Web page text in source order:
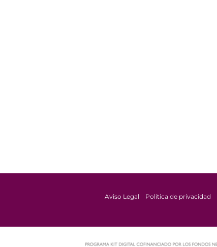
Aviso Legal Política de privacidad